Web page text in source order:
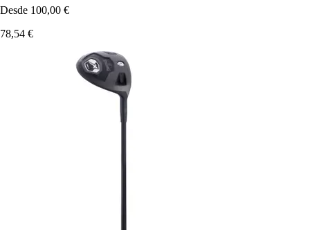
Desde 100,00 €
78,54 €